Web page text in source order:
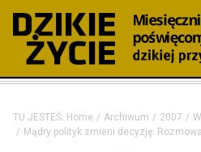
TU JESTEŚ: Home Archiwum 2007
Mądry polityk zmieni decyzję.